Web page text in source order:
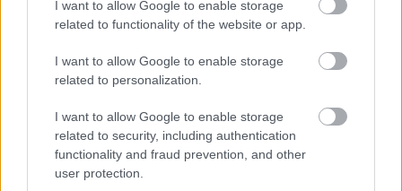
I want to allow Google to enable storage
related to functionality of the website or app.
I want to allow Google to enable storage
related to personalization.
I want to allow Google to enable storage
related to security, including authentication
functionality and fraud prevention, and other
user protection.